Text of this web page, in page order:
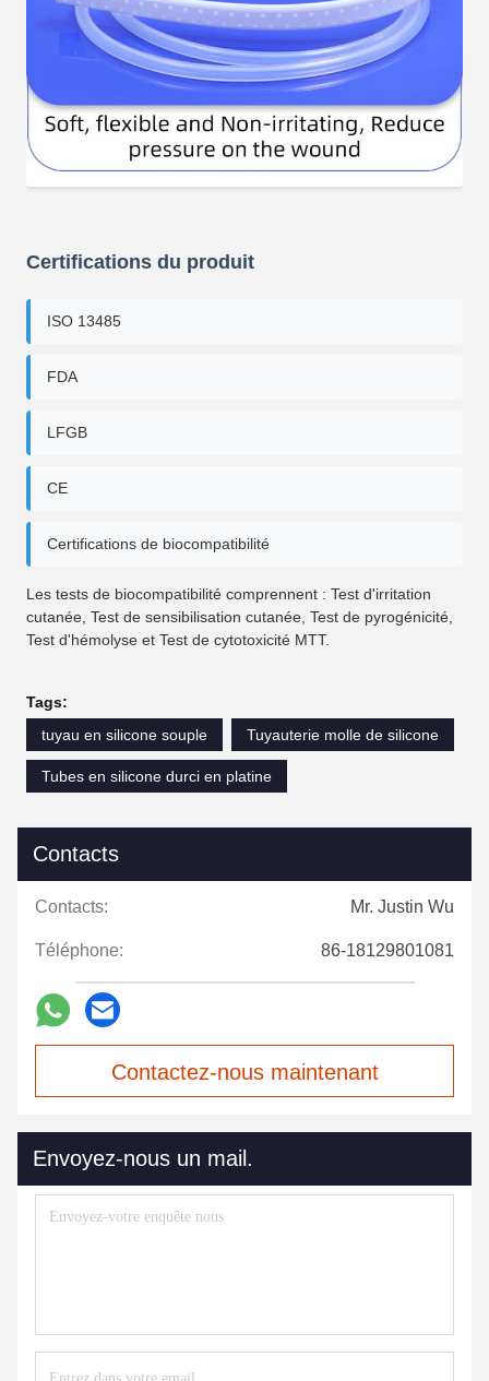
Certifications du produit
ISO 13485
FDA
LFGB
CE
Certifications de biocompatibilité
Les tests de biocompatibilité comprennent : Test d'irritation
cutanée, Test de sensibilisation cutanée, Test de pyrogénicité,
Test d'hémolyse et Test de cytotoxicité MTT.
Tags:
tuyau en silicone souple
Tuyauterie molle de silicone
Tubes en silicone durci en platine
Contacts
Contacts: Mr. Justin Wu
Téléphone: 86-18129801081
Contactez-nous maintenant
Envoyez-nous un mail.